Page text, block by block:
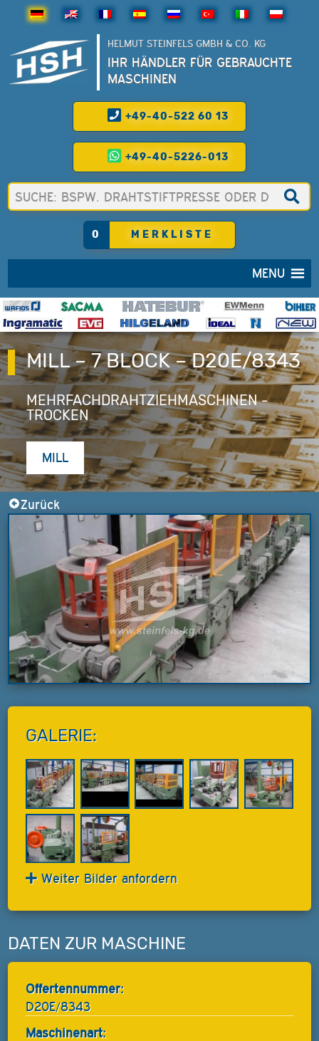
HELMUT STEINFELS GMBH & CO. KG
IHR HÄNDLER FÜR GEBRAUCHTE
MASCHINEN
+49-40-522 60 13
+49-40-5226-013
0 MERKLISTE
MENU
MILL – 7 BLOCK – D20E/8343
MEHRFACHDRAHTZIEHMASCHINEN -
TROCKEN
MILL
Zurück
GALERIE:
Weiter Bilder anfordern
DATEN ZUR MASCHINE
Offertennummer:
D20E/8343
Maschinenart: